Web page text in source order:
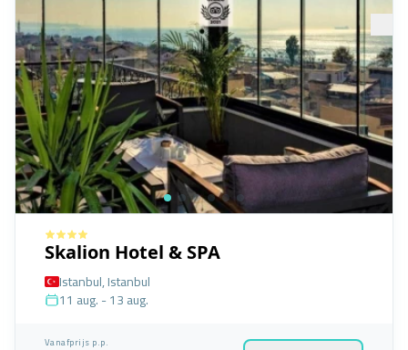
Skalion Hotel & SPA
Istanbul, Istanbul
11 aug. - 13 aug.
Vanafprijs p.p.